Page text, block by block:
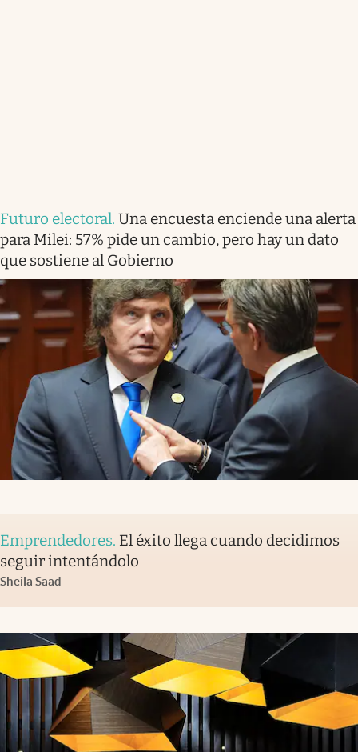
Futuro electoral. Una encuesta enciende una alerta
para Milei: 57% pide un cambio, pero hay un dato
que sostiene al Gobierno
Emprendedores. El éxito llega cuando decidimos
seguir intentándolo
Sheila Saad